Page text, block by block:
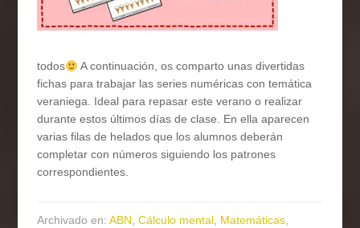
todos
A continuación, os comparto unas divertidas
fichas para trabajar las series numéricas con temática
veraniega. Ideal para repasar este verano o realizar
durante estos últimos días de clase. En ella aparecen
varias filas de helados que los alumnos deberán
completar con números siguiendo los patrones
correspondientes.
Archivado en:ABN,Cálculo mental, Matemáticas,